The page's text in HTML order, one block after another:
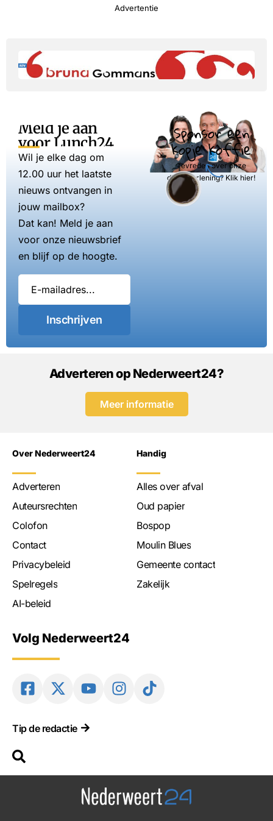
Advertentie
Meld je aan
voor Lunch24
Wil je elke dag om
12.00 uur het laatste
nieuws ontvangen in
jouw mailbox?
Dat kan! Meld je aan
voor onze nieuwsbrief
en blijf op de hoogte.
Inschrijven
Sponsor een
kopje koffie
Tevreden over onze
dienstverlening? Klik hier!
Adverteren op Nederweert24?
Meer informatie
Over Nederweert24
Adverteren
Auteursrechten
Colofon
Contact
Privacybeleid
Spelregels
AI-beleid
Handig
Alles over afval
Oud papier
Bospop
Moulin Blues
Gemeente contact
Zakelijk
Volg Nederweert24
Tip de redactie